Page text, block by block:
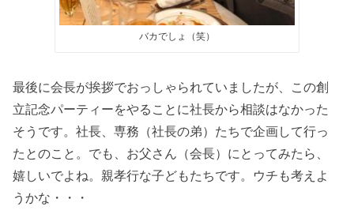
バカでしょ（笑）
最後に会長が挨拶でおっしゃられていましたが、この創
立記念パーティーをやることに社長から相談はなかった
そうです。社長、専務（社長の弟）たちで企画して行っ
たとのこと。でも、お父さん（会長）にとってみたら、
嬉しいでよね。親孝行な子どもたちです。ウチも考えよ
うかな・・・